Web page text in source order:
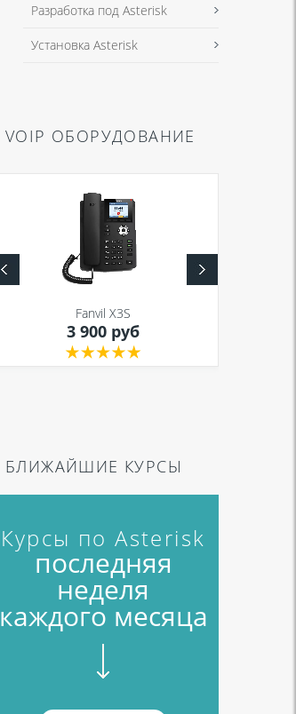
Разработка под Asterisk
Установка Asterisk
VOIP ОБОРУДОВАНИЕ
Fanvil X3S
3 900 руб
БЛИЖАЙШИЕ КУРСЫ
Курсы по Asterisk
последняя
неделя
каждого месяца